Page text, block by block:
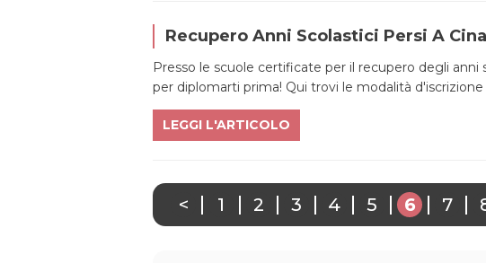
Recupero Anni Scolastici Persi A
Presso le scuole certificate per il recupero degli
per diplomarti prima! Qui trovi le modalità
LEGGI L'ARTICOLO
< 1 2 3 4 5 6 7